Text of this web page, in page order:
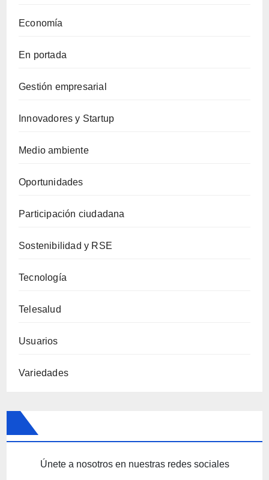
Economía
En portada
Gestión empresarial
Innovadores y Startup
Medio ambiente
Oportunidades
Participación ciudadana
Sostenibilidad y RSE
Tecnología
Telesalud
Usuarios
Variedades
Únete a nosotros en nuestras redes sociales